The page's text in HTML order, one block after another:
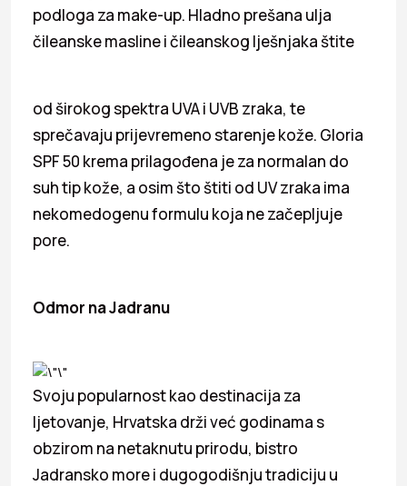
podloga za make-up. Hladno prešana ulja
čileanske masline i čileanskog lješnjaka štite
od širokog spektra UVA i UVB zraka, te
sprečavaju prijevremeno starenje kože. Gloria
SPF 50 krema prilagođena je za normalan do
suh tip kože, a osim što štiti od UV zraka ima
nekomedogenu formulu koja ne začepljuje
pore.
Odmor na Jadranu
Svoju popularnost kao destinacija za
ljetovanje, Hrvatska drži već godinama s
obzirom na netaknutu prirodu, bistro
Jadransko more i dugogodišnju tradiciju u